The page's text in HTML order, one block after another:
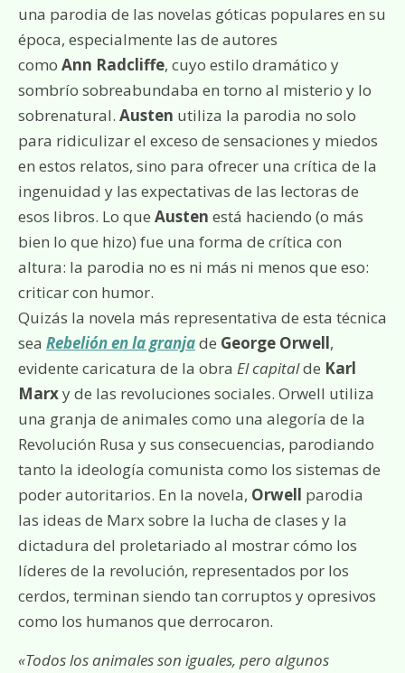
una parodia de las novelas góticas populares en su
época, especialmente las de autores
como Ann Radcliffe, cuyo estilo dramático y
sombrío sobreabundaba en torno al misterio y lo
sobrenatural. Austen utiliza la parodia no solo
para ridiculizar el exceso de sensaciones y miedos
en estos relatos, sino para ofrecer una crítica de la
ingenuidad y las expectativas de las lectoras de
esos libros. Lo que Austen está haciendo (o más
bien lo que hizo) fue una forma de crítica con
altura: la parodia no es ni más ni menos que eso:
criticar con humor.
Quizás la novela más representativa de esta técnica
sea Rebelión en la granjade George Orwell,
evidente caricatura de la obra El capitalde Karl
Marxy de las revoluciones sociales. Orwell utiliza
una granja de animales como una alegoría de la
Revolución Rusa y sus consecuencias, parodiando
tanto la ideología comunista como los sistemas de
poder autoritarios. En la novela, Orwell parodia
las ideas de Marx sobre la lucha de clases y la
dictadura del proletariado al mostrar cómo los
líderes de la revolución, representados por los
cerdos, terminan siendo tan corruptos y opresivos
como los humanos que derrocaron.
«Todos los animales son iguales, pero algunos